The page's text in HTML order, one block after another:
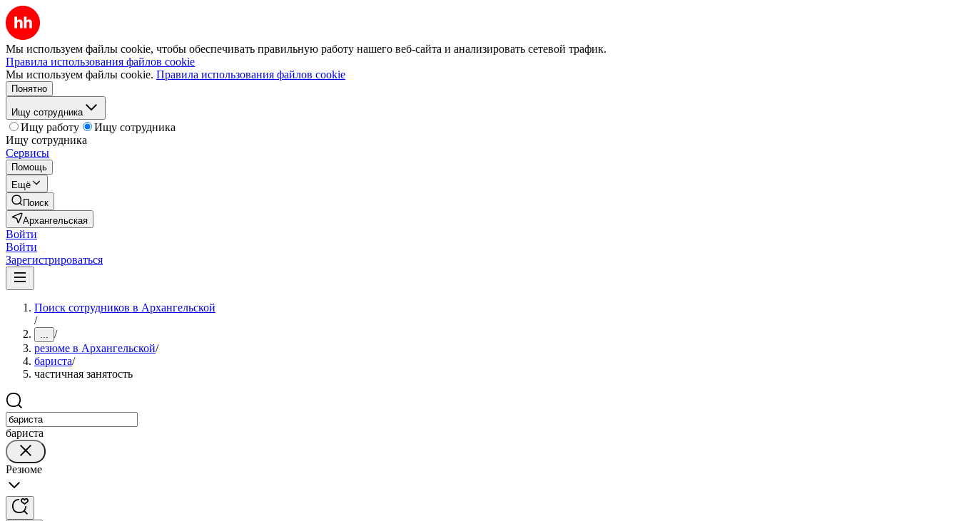
Мы используем файлы cookie, чтобы обеспечивать правильную работу нашего веб-сайта и анализировать сетевой трафик.
Правила использования файлов cookie
Мы используем файлы cookie. Правила использования файлов cookie
Понятно
Ищу сотрудника
Ищу работу
Ищу сотрудника
Ищу сотрудника
Сервисы
Помощь
Ещё
Поиск
Архангельская
Войти
Войти
Зарегистрироваться
Поиск сотрудников в Архангельской
/
... /
резюме в Архангельской/
бариста/
частичная занятость
бариста
Резюме